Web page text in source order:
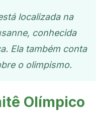
localizada na
conhecida
Ela também conta
o olimpismo.
Olímpico